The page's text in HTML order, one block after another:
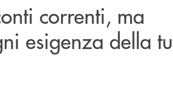
correnti, ma
esigenza della